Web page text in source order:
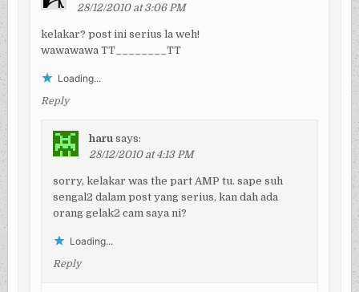
28/12/2010 at 3:06 PM
kelakar? post ini serius la weh!
wawawawa TT________TT
Loading...
Reply
haru says:
28/12/2010 at 4:13 PM
sorry, kelakar was the part AMP tu. sape suh
sengal2 dalam post yang serius, kan dah ada
orang gelak2 cam saya ni?
Loading...
Reply